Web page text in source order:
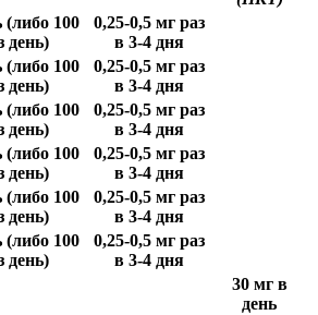
(либо 100
день)
0,25-0,5 мг раз
в 3-4 дня
(либо 100
день)
0,25-0,5 мг раз
в 3-4 дня
(либо 100
день)
0,25-0,5 мг раз
в 3-4 дня
(либо 100
день)
0,25-0,5 мг раз
в 3-4 дня
(либо 100
день)
0,25-0,5 мг раз
в 3-4 дня
(либо 100
день)
0,25-0,5 мг раз
в 3-4 дня
30 мг в
день